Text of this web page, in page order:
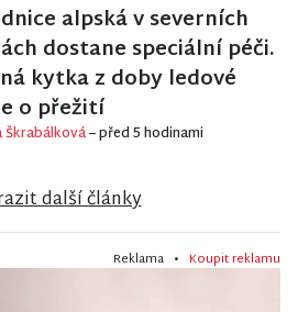
alpská v severních
dostane speciální péči.
kytka z doby ledové
o přežití
Škrabálková– před 5 hodinami
další články
Reklama • Koupit reklamu